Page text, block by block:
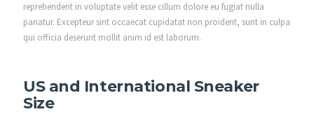
reprehenderit in voluptate velit esse cillum dolore eu fugiat nulla
pariatur. Excepteur sint occaecat cupidatat non proident, sunt in culpa
qui officia deserunt mollit anim id est laborum.
US and International Sneaker
Size